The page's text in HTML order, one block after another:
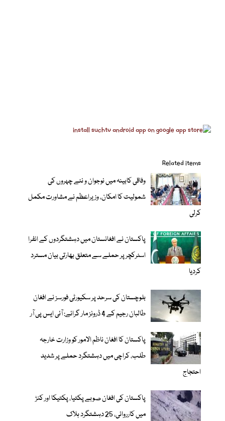
Related items
وفاقی کابینہ میں نوجوان و نئے چہروں کی
شمولیت کا امکان، وزیراعظم نے مشاورت مکمل
کرلی
پاکستان نے افغانستان میں دہشتگردوں کے انفرا
اسٹرکچر پر حملے سے متعلق بھارتی بیان مسترد
کردیا
بلوچستان کی سرحد پر سکیورٹی فورسز نے افغان
طالبان رجیم کے 4 ڈرونز مار گرائے: آئی ایس پی آر
پاکستان کا افغان ناظم الامور کو وزارت خارجہ
طلب، کراچی میں دہشتگرد حملے پر شدید
احتجاج
پاکستان کی افغان صوبے پکتیا، پکتیکا اور کنڑ
میں کارروائی، 25 دہشتگرد ہلاک